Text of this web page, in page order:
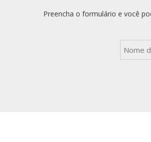
Preencha o formulário e você